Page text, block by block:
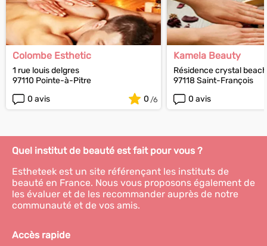
Colombe Esthetic
1 rue louis delgres
97110 Pointe-à-Pitre
0 avis
0
Kamela Beauty
Résidence crystal beach
97118 Saint-François
0 avis
Quel institut de beauté est fait pour vous ?
Estheteek est un site référençant les instituts de
beauté en France. Nous vous proposons également de
les évaluer et de les recommander auprès de notre
communauté et de vos amis.
Accès rapide